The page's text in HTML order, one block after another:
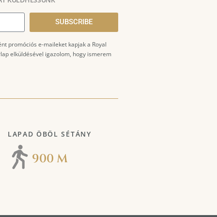
SUBSCRIBE
promóciós e-maileket kapjak a Royal
elküldésével igazolom, hogy ismerem
LAPAD ÖBÖL SÉTÁNY
900 M